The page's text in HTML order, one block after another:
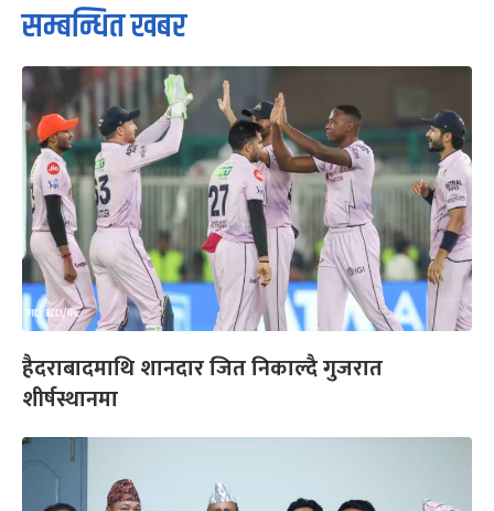
सम्बन्धित खबर
हैदराबादमाथि शानदार जित निकाल्दै गुजरात
शीर्षस्थानमा